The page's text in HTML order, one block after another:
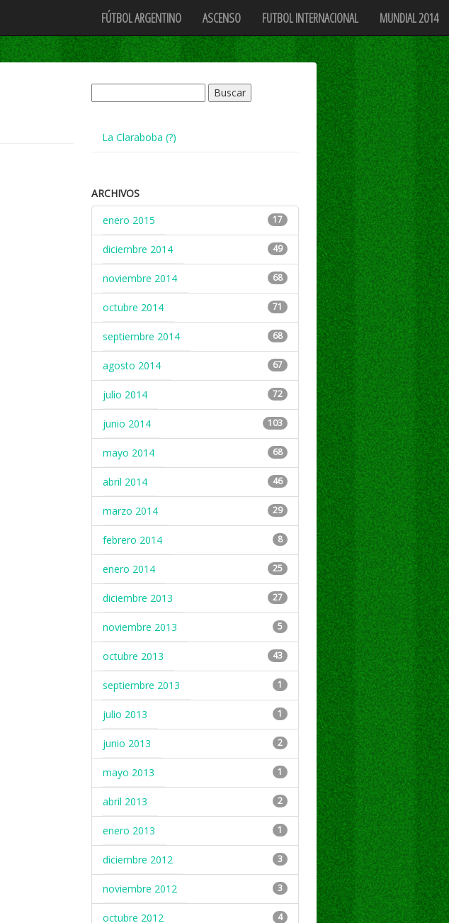
FÚTBOL ARGENTINO ASCENSO FUTBOL INTERNACIONAL MUNDIAL 2014
La Claraboba (?)
ARCHIVOS
enero 2015
17
diciembre 2014 49
noviembre 2014 68
octubre 2014 71
septiembre 2014 68
agosto 2014 67
julio 2014 72
junio 2014 103
mayo 2014 68
abril 2014 46
marzo 2014 29
febrero 2014 8
enero 2014 25
diciembre 2013 27
noviembre 2013 5
octubre 2013 43
septiembre 2013 1
julio 2013 1
junio 2013 2
mayo 2013 1
abril 2013 2
enero 2013 1
diciembre 2012 3
noviembre 2012 3
octubre 2012 4